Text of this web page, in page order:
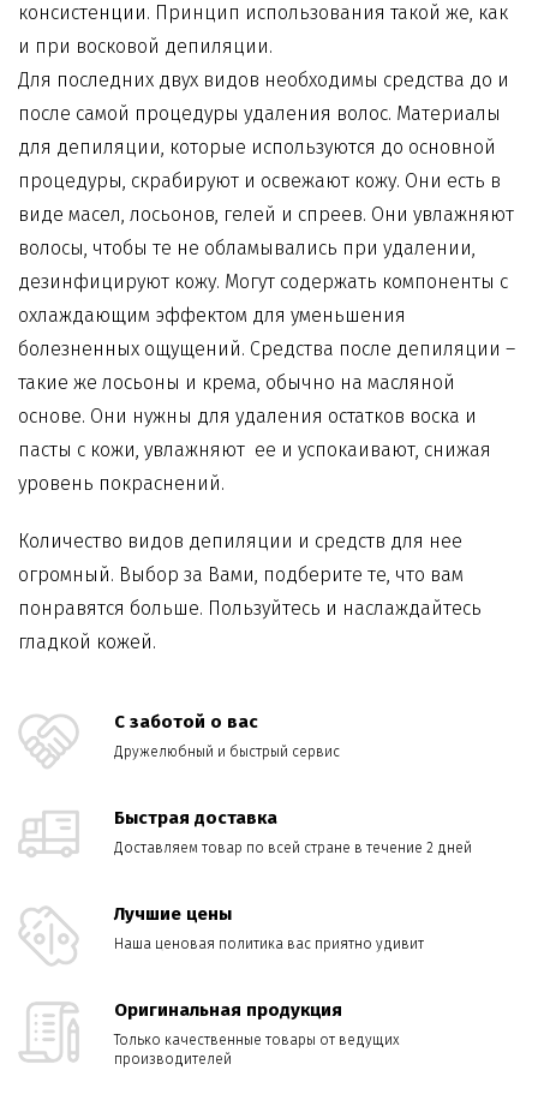
консистенции. Принцип использования такой же, как
и при восковой депиляции.
Для последних двух видов необходимы средства до и
после самой процедуры удаления волос. Материалы
для депиляции, которые используются до основной
процедуры, скрабируют и освежают кожу. Они есть в
виде масел, лосьонов, гелей и спреев. Они увлажняют
волосы, чтобы те не обламывались при удалении,
дезинфицируют кожу. Могут содержать компоненты с
охлаждающим эффектом для уменьшения
болезненных ощущений. Средства после депиляции –
такие же лосьоны и крема, обычно на масляной
основе. Они нужны для удаления остатков воска и
пасты с кожи, увлажняют ее и успокаивают, снижая
уровень покраснений.
Количество видов депиляции и средств для нее
огромный. Выбор за Вами, подберите те, что вам
понравятся больше. Пользуйтесь и наслаждайтесь
гладкой кожей.
С заботой о вас
Дружелюбный и быстрый сервис
Быстрая доставка
Доставляем товар по всей стране в течение 2 дней
Лучшие цены
Наша ценовая политика вас приятно удивит
Оригинальная продукция
Только качественные товары от ведущих
производителей